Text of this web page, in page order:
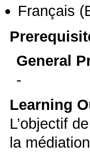
Français
General
-
Learning
L’objectif
la